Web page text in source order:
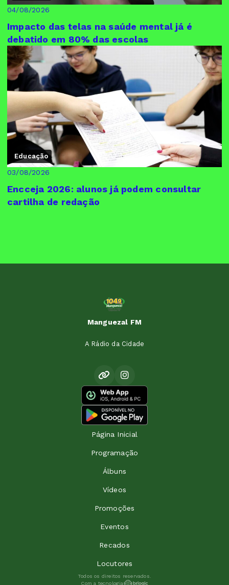
04/08/2026
Impacto das telas na saúde mental já é
debatido em 80% das escolas
Educação
03/08/2026
Encceja 2026: alunos já podem consultar
cartilha de redação
Manguezal FM
A Rádio da Cidade
Página Inicial
Programação
Álbuns
Vídeos
Promoções
Eventos
Recados
Locutores
Todos os direitos reservados.
Com a tecnologia